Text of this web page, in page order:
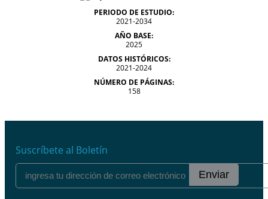
PERIODO DE ESTUDIO:
2021-2034
AÑO BASE:
2025
DATOS HISTÓRICOS:
2021-2024
NÚMERO DE PÁGINAS:
158
Suscríbete al Boletín
Enviar